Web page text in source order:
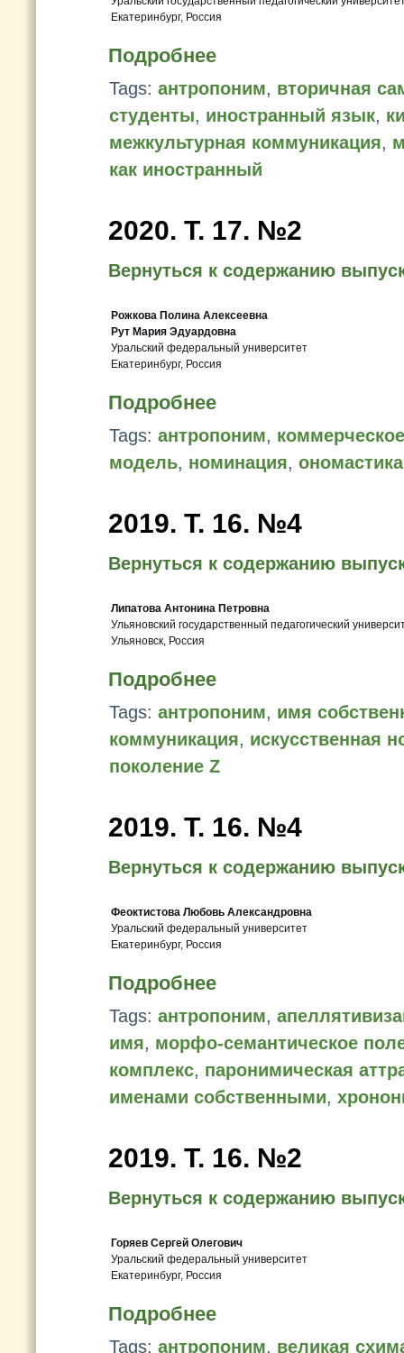
Екатеринбург, Россия
Подробнее
Tags: антропоним, вторичная
студенты, иностранный язык,
межкультурная коммуникация,
как иностранный
2020. Т. 17. №2
Вернуться к содержанию
Рожкова Полина Алексеевна
Рут Мария Эдуардовна
Уральский федеральный университет
Екатеринбург, Россия
Подробнее
Tags: антропоним,
модель, номинация, ономастика
2019. Т. 16. №4
Вернуться к содержанию
Липатова Антонина Петровна
Ульяновский государственный педагогический
Ульяновск, Россия
Подробнее
Tags: антропоним, имя
коммуникация, искусственная
поколение Z
2019. Т. 16. №4
Вернуться к содержанию
Феоктистова Любовь Александровна
Уральский федеральный университет
Екатеринбург, Россия
Подробнее
Tags: антропоним,
имя, морфо-семантическое
комплекс, паронимическая
именами собственными,
2019. Т. 16. №2
Вернуться к содержанию
Горяев Сергей Олегович
Уральский федеральный университет
Екатеринбург, Россия
Подробнее
Tags: антропоним, великая